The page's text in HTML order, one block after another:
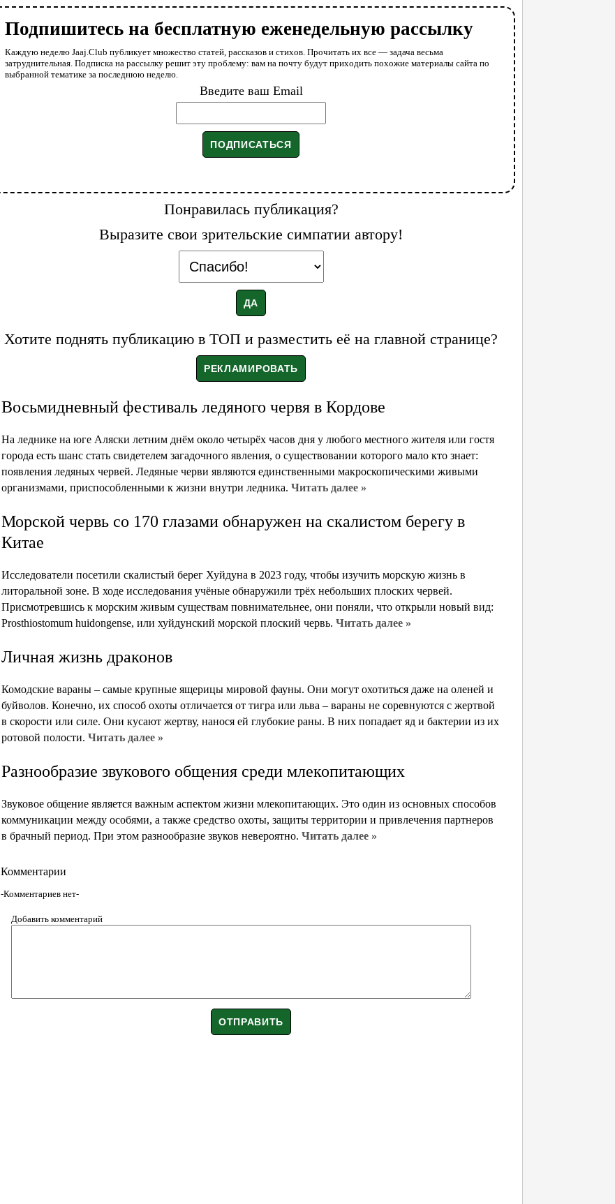
Подпишитесь на бесплатную еженедельную рассылку
Каждую неделю Jaaj.Club публикует множество статей, рассказов и стихов. Прочитать их все — задача весьма
затруднительная. Подписка на рассылку решит эту проблему: вам на почту будут приходить похожие материалы сайта по
выбранной тематике за последнюю неделю.
Введите ваш Email
Понравилась публикация?
Выразите свои зрительские симпатии автору!
Хотите поднять публикацию в ТОП и разместить её на главной странице?
Восьмидневный фестиваль ледяного червя в Кордове
На леднике на юге Аляски летним днём около четырёх часов дня у любого местного жителя или гостя
города есть шанс стать свидетелем загадочного явления, о существовании которого мало кто знает:
появления ледяных червей. Ледяные черви являются единственными макроскопическими живыми
организмами, приспособленными к жизни внутри ледника. Читать далее »
Морской червь со 170 глазами обнаружен на скалистом берегу в
Китае
Исследователи посетили скалистый берег Хуйдуна в 2023 году, чтобы изучить морскую жизнь в
литоральной зоне. В ходе исследования учёные обнаружили трёх небольших плоских червей.
Присмотревшись к морским живым существам повнимательнее, они поняли, что открыли новый вид:
Prosthiostomum huidongense, или хуйдунский морской плоский червь. Читать далее »
Личная жизнь драконов
Комодские вараны – самые крупные ящерицы мировой фауны. Они могут охотиться даже на оленей и
буйволов. Конечно, их способ охоты отличается от тигра или льва – вараны не соревнуются с жертвой
в скорости или силе. Они кусают жертву, нанося ей глубокие раны. В них попадает яд и бактерии из их
ротовой полости. Читать далее »
Разнообразие звукового общения среди млекопитающих
Звуковое общение является важным аспектом жизни млекопитающих. Это один из основных способов
коммуникации между особями, а также средство охоты, защиты территории и привлечения партнеров
в брачный период. При этом разнообразие звуков невероятно. Читать далее »
Комментарии
-Комментариев нет-
Добавить комментарий